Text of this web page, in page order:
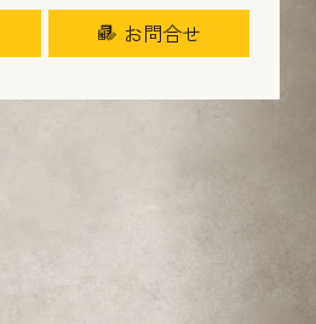
お問合せ